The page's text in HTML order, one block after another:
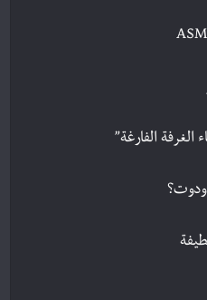
الغرفة الفارغة”